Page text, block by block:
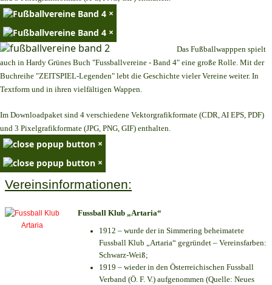
×
×
Das Fußballwapppen spielt
auch in Hardy Grünes Buch "Fussballvereine - Band 4" eine große Rolle. Mit der
Buchreihe "ZEITSPIEL-Legenden" lebt die Geschichte vieler Vereine weiter. In
Textform und in ihren vielfältigen Wappen.
Im Downloadpaket sind 4 verschiedene Vektorgrafikformate (CDR, AI EPS, PDF)
und 3 Pixelgrafikformate (JPG, PNG, GIF) enthalten.
×
×
Vereinsinformationen:
Fussball Klub „Artaria“
1912 – wurde der in Simmering beheimatete
Fussball Klub „Artaria“ gegründet – Vereinsfarben:
Schwarz-Weiß;
1919 – wieder in den Österreichischen Fussball
Verband (Ö. F. V.) aufgenommen (Quelle: Neues